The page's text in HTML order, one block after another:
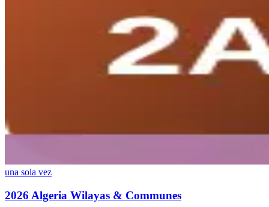
una sola vez
2026 Algeria Wilayas & Communes